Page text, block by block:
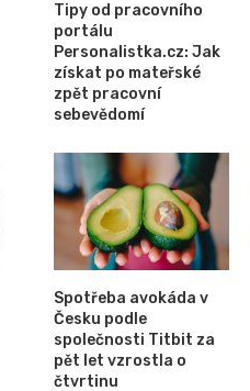
Tipy od pracovního
portálu
Personalistka.cz: Jak
získat po mateřské
zpět pracovní
sebevědomí
Spotřeba avokáda v
Česku podle
společnosti Titbit za
pět let vzrostla o
čtvrtinu